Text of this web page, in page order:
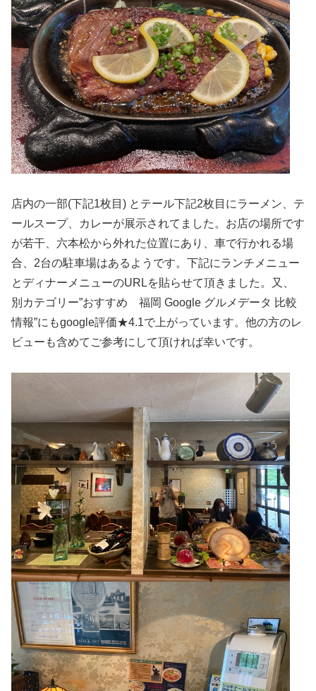
店内の一部(下記1枚目) とテール下記2枚目にラーメン、テ
ールスープ、カレーが展示されてました。お店の場所です
が若干、六本松から外れた位置にあり、車で行かれる場
合、2台の駐車場はあるようです。下記にランチメニュー
とディナーメニューのURLを貼らせて頂きました。又、
別カテゴリー”おすすめ 福岡 Google グルメデータ 比較
情報”にもgoogle評価★4.1で上がっています。他の方のレ
ビューも含めてご参考にして頂ければ幸いです。